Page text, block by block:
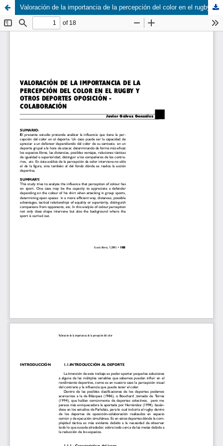
Valoración de la importancia de la percepción del color en el rugby y otros deportes oposición-colaboración